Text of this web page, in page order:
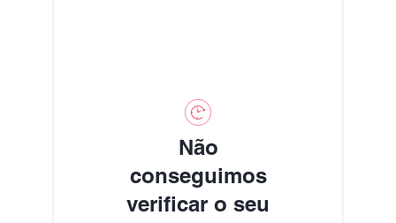
Não
conseguimos
verificar o seu